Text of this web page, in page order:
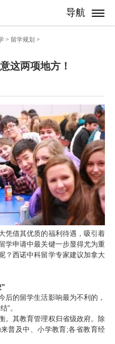
导航
> 留学规划 >
这两项地方！
凭借其优质的福利待遇，吸引着
学申请中最关键一步显得尤为重
？西诺中科留学专家建议加拿大
后的留学生活影响最为不利的，
”。
。其教育管理权归省级政府。除
普及中、小学教育;各省教育经